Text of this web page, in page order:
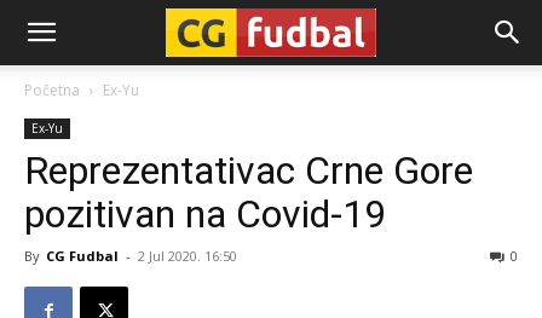
CG-
Fudbal
Početna Ex-Yu
Ex-Yu
Reprezentativac Crne Gore
pozitivan na Covid-19
By CG Fudbal - 2 Jul 2020. 16:50 0